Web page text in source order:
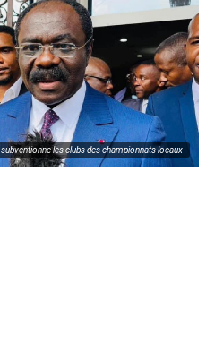
les clubs des championnats locaux